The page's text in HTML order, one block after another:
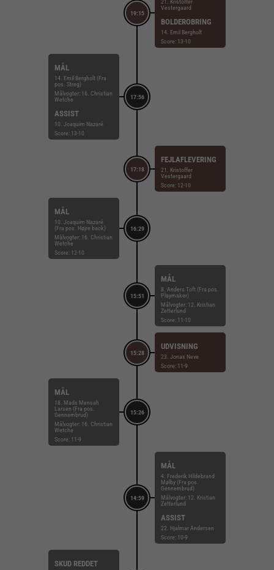
19:15
21. Kristoffer
Vestergaard
BOLDEROBRING
14. Emil Bergholt
Score: 13-10
17:56
MÅL
14. Emil Bergholt (Fra
pos. Streg)
Målvogter: 16. Christian
Wetche
ASSIST
10. Joaquim Nazaré
Score: 13-10
17:18
FEJLAFLEVERING
21. Kristoffer
Vestergaard
Score: 12-10
16:29
MÅL
10. Joaquim Nazaré
(Fra pos. Højre back)
Målvogter: 16. Christian
Wetche
Score: 12-10
15:51
MÅL
8. Anders Toft (Fra pos.
Playmaker)
Målvogter: 12. Kristian
Zetterlund
Score: 11-10
15:28
UDVISNING
23. Jonas Neve
Score: 11-9
15:26
MÅL
18. Mads Mensah
Larsen (Fra pos.
Gennembrud)
Målvogter: 16. Christian
Wetche
Score: 11-9
14:59
MÅL
4. Frederik Hildebrand
Mølby (Fra pos.
Gennembrud)
Målvogter: 12. Kristian
Zetterlund
ASSIST
22. Hjalmar Andersen
Score: 10-9
SKUD REDDET